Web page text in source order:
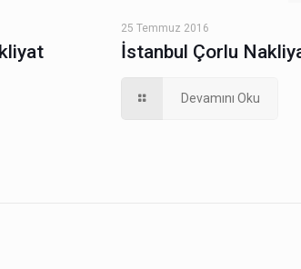
25 Temmuz 2016
İstanbul Çorlu
Devamını Oku